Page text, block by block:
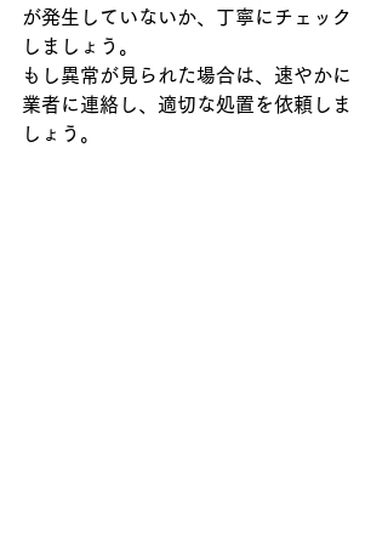
が発生していないか、丁寧にチェック
しましょう。
もし異常が見られた場合は、速やかに
業者に連絡し、適切な処置を依頼しま
しょう。